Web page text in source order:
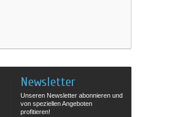
Newsletter
Unseren Newsletter abonnieren und
von speziellen Angeboten
profitieren!